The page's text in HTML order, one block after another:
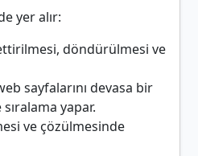
yer alır:
döndürülmesi ve
sayfalarını devasa bir
yapar.
ve çözülmesinde